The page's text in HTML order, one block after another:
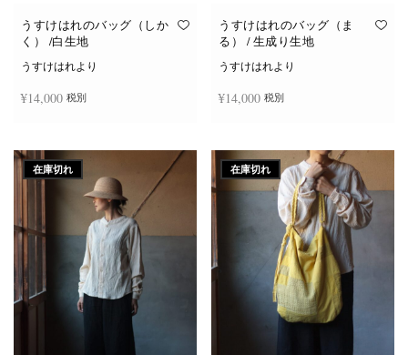
うすけはれのバッグ（しか
く） /白生地
うすけはれより
¥14,000 税別
うすけはれのバッグ（ま
る） / 生成り生地
うすけはれより
¥14,000 税別
在庫切れ 在庫切れ